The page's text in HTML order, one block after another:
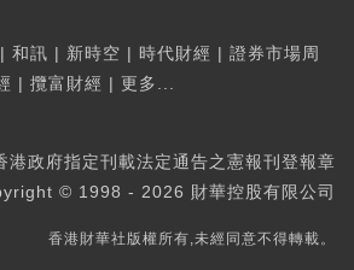
| 和訊 | 新時空 | 時代財經 | 證券市場周
| 攬富財經 | 更多...
港政府指定刊載法定通告之憲報刊登報章
© 1998 - 2026 財華控股有限公司
香港財華社版權所有,未經同意不得轉載。